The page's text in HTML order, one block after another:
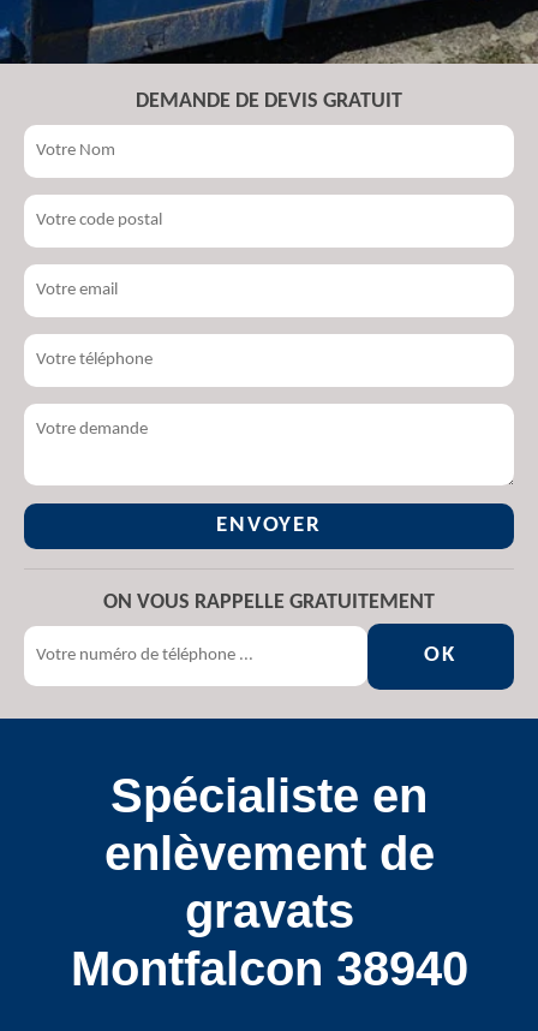
DEMANDE DE DEVIS GRATUIT
ON VOUS RAPPELLE GRATUITEMENT
Spécialiste en
enlèvement de
gravats
Montfalcon 38940